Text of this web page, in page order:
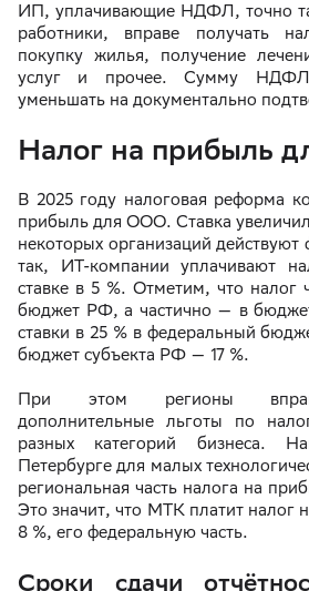
ИП, уплачивающие НДФЛ, точно
работники, вправе получать
покупку жилья, получение
услуг и прочее. Сумму
уменьшать на документально
Налог на прибыль
В 2025 году налоговая реформа
прибыль для ООО. Ставка
некоторых организаций
так, ИТ-компании уплачивают
ставке в 5 %. Отметим, что налог
бюджет РФ, а частично — в
ставки в 25 % в федеральный
бюджет субъекта РФ — 17 %.
При этом регионы вправе
дополнительные льготы по
разных категорий бизнеса.
Петербурге для малых
региональная часть налога на
Это значит, что МТК платит налог
8 %, его федеральную часть.
Сроки сдачи